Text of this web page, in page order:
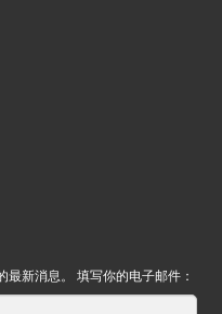
新消息。 填写你的电子邮件：